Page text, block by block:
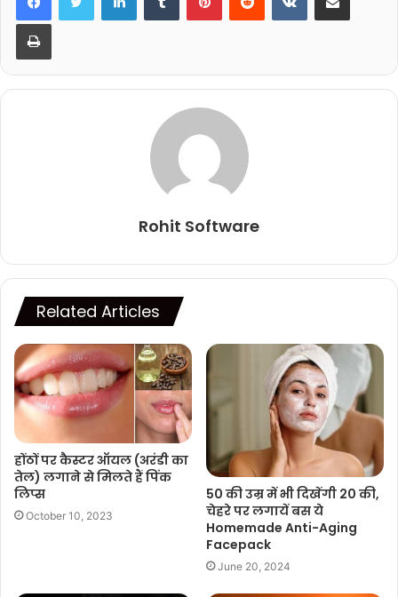
Rohit Software
Related Articles
होंठों पर कैस्टर ऑयल (अरंडी का
तेल) लगाने से मिलते हैं पिंक
लिप्स
October 10, 2023
50 की उम्र में भी दिखेंगी 20 की,
चेहरे पर लगायें बस ये
Homemade Anti-Aging
Facepack
June 20, 2024